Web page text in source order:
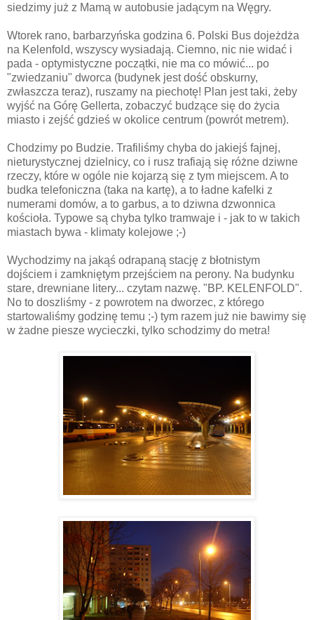
siedzimy już z Mamą w autobusie jadącym na Węgry.
Wtorek rano, barbarzyńska godzina 6. Polski Bus dojeżdża
na Kelenfold, wszyscy wysiadają. Ciemno, nic nie widać i
pada - optymistyczne początki, nie ma co mówić... po
"zwiedzaniu" dworca (budynek jest dość obskurny,
zwłaszcza teraz), ruszamy na piechotę! Plan jest taki, żeby
wyjść na Górę Gellerta, zobaczyć budzące się do życia
miasto i zejść gdzieś w okolice centrum (powrót metrem).
Chodzimy po Budzie. Trafiliśmy chyba do jakiejś fajnej,
nieturystycznej dzielnicy, co i rusz trafiają się różne dziwne
rzeczy, które w ogóle nie kojarzą się z tym miejscem. A to
budka telefoniczna (taka na kartę), a to ładne kafelki z
numerami domów, a to garbus, a to dziwna dzwonnica
kościoła. Typowe są chyba tylko tramwaje i - jak to w takich
miastach bywa - klimaty kolejowe ;-)
Wychodzimy na jakąś odrapaną stację z błotnistym
dojściem i zamkniętym przejściem na perony. Na budynku
stare, drewniane litery... czytam nazwę. "BP. KELENFOLD".
No to doszliśmy - z powrotem na dworzec, z którego
startowaliśmy godzinę temu ;-) tym razem już nie bawimy się
w żadne piesze wycieczki, tylko schodzimy do metra!